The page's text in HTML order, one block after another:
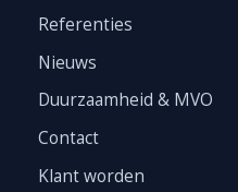
Referenties
Nieuws
Duurzaamheid & MVO
Contact
Klant worden